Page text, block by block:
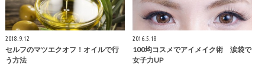
2018.9.12
セルフのマツエクオフ！オイルで行
う方法
2016.5.18
100均コスメでアイメイク術 涙袋で
女子力UP